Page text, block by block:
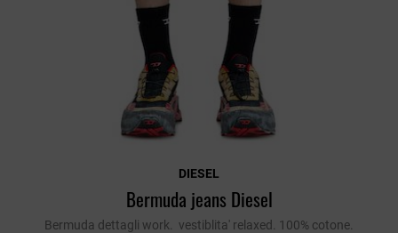
DIESEL
Bermuda jeans Diesel
Bermuda dettagli work. vestiblita' relaxed. 100% cotone.